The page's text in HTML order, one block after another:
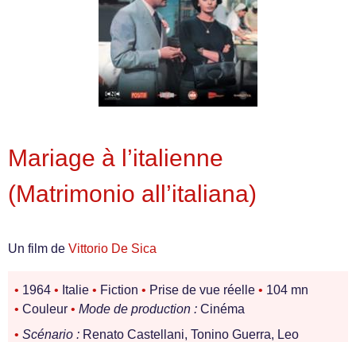
Mariage à l’italienne
(Matrimonio all’italiana)
Un film de Vittorio De Sica
• 1964 • Italie • Fiction • Prise de vue réelle • 104 mn
• Couleur • Mode de production : Cinéma
• Scénario : Renato Castellani, Tonino Guerra, Leo